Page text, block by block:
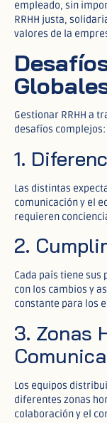
empleado, sin
RRHH justa,
valores de la
Gestionar RRHH a
desafíos complejos:
1.
Las distintas
comunicación y el
requieren
2.
Cada país tiene
con los cambios y
constante para los
3. Zonas
Los equipos
diferentes zonas
colaboración y el